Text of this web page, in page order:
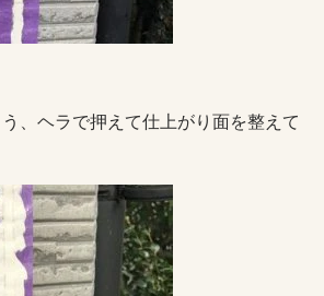
、ヘラで押えて仕上がり面を整えて